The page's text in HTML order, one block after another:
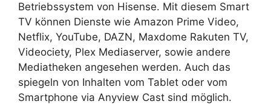
Betriebssystem von Hisense. Mit diesem Smart
TV können Dienste wie Amazon Prime Video,
Netflix, YouTube, DAZN, Maxdome Rakuten TV,
Videociety, Plex Mediaserver, sowie andere
Mediatheken angesehen werden. Auch das
spiegeln von Inhalten vom Tablet oder vom
Smartphone via Anyview Cast sind möglich.